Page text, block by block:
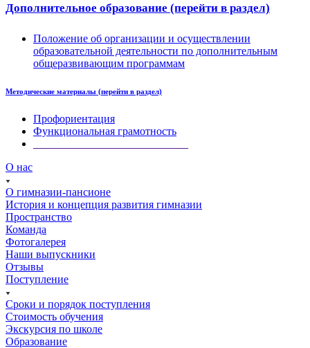
Дополнительное образование (перейти в раздел)
Положение об организации и осуществлении
образовательной деятельности по дополнительным
общеразвивающим программам
Методические материалы (перейти в раздел)
Профориентация
Функциональная грамотность
О нас
О гимназии-пансионе
История и концепция развития гимназии
Пространство
Команда
Фотогалерея
Наши выпускники
Отзывы
Поступление
Сроки и порядок поступления
Стоимость обучения
Экскурсия по школе
Образование